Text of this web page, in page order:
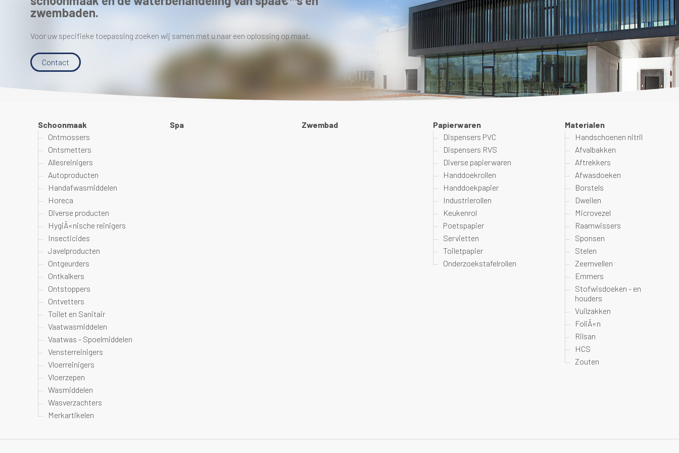
zwembaden.
Voor uw specifieke toepassing zoeken wij samen met u naar een oplossing op maat.
Contact
Schoonmaak
Ontmossers
Ontsmetters
Allesreinigers
Autoproducten
Handafwasmiddelen
Horeca
Diverse producten
HygiÃ«nische reinigers
Insecticides
Javelproducten
Ontgeurders
Ontkalkers
Ontstoppers
Ontvetters
Toilet en Sanitair
Vaatwasmiddelen
Vaatwas - Spoelmiddelen
Vensterreinigers
Vloerreinigers
Vloerzepen
Wasmiddelen
Wasverzachters
Merkartikelen
Spa Zwembad
Papierwaren
Dispensers PVC
Dispensers RVS
Diverse papierwaren
Handdoekrollen
Handdoekpapier
Industrierollen
Keukenrol
Poetspapier
Servietten
Toiletpapier
Onderzoekstafelrollen
Materialen
Handschoenen nitril
Afvalbakken
Aftrekkers
Afwasdoeken
Borstels
Dweilen
Microvezel
Raamwissers
Sponsen
Stelen
Zeemvellen
Emmers
Stofwisdoeken - en
houders
Vuilzakken
FoliÃ«n
Rilsan
HCS
Zouten